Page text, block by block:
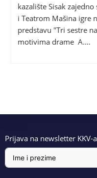
kazalište Sisak
i Teatrom Mašina igre
predstavu "Tri sestre
motivima drame A.…
Prijava na newsletter KKV-a